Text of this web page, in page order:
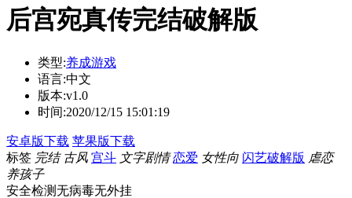
后宫宛真传完结破解版
类型:养成游戏
语言:中文
版本:v1.0
时间:2020/12/15 15:01:19
安卓版下载 苹果版下载
标签 完结 古风 宫斗 文字剧情 恋爱 女性向 闪艺破解版 虐恋
养孩子
安全检测无病毒无外挂